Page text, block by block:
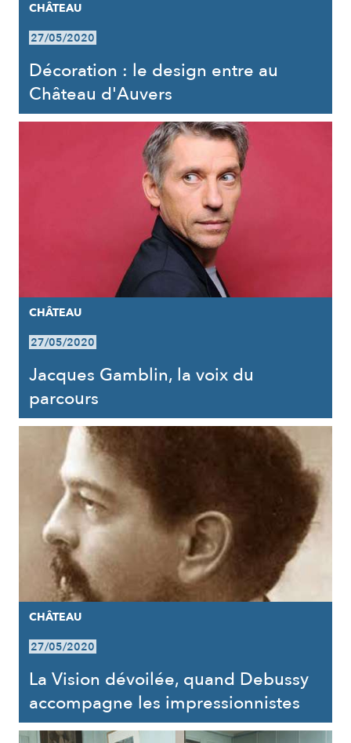
CHÂTEAU
27/05/2020
Décoration : le design entre au
Château d'Auvers
CHÂTEAU
27/05/2020
Jacques Gamblin, la voix du
parcours
CHÂTEAU
27/05/2020
La Vision dévoilée, quand Debussy
accompagne les impressionnistes